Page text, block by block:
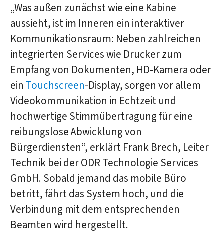
„Was außen zunächst wie eine Kabine
aussieht, ist im Inneren ein interaktiver
Kommunikationsraum: Neben zahlreichen
integrierten Services wie Drucker zum
Empfang von Dokumenten, HD-Kamera oder
ein Touchscreen-Display, sorgen vor allem
Videokommunikation in Echtzeit und
hochwertige Stimmübertragung für eine
reibungslose Abwicklung von
Bürgerdiensten“, erklärt Frank Brech, Leiter
Technik bei der ODR Technologie Services
GmbH. Sobald jemand das mobile Büro
betritt, fährt das System hoch, und die
Verbindung mit dem entsprechenden
Beamten wird hergestellt.